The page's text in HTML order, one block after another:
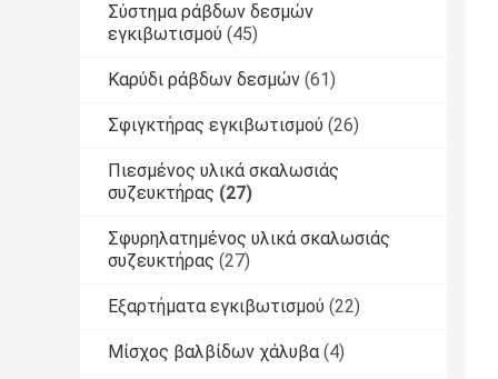
Σύστημα ράβδων δεσμών
εγκιβωτισμού (45)
Καρύδι ράβδων δεσμών (61)
Σφιγκτήρας εγκιβωτισμού (26)
Πιεσμένος υλικά σκαλωσιάς
συζευκτήρας (27)
Σφυρηλατημένος υλικά σκαλωσιάς
συζευκτήρας (27)
Εξαρτήματα εγκιβωτισμού (22)
Μίσχος βαλβίδων χάλυβα (4)